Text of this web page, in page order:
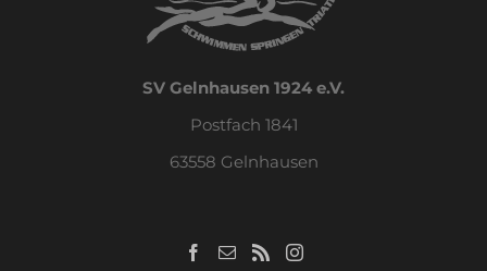
SV Gelnhausen 1924 e.V.
Postfach 1841
63558 Gelnhausen